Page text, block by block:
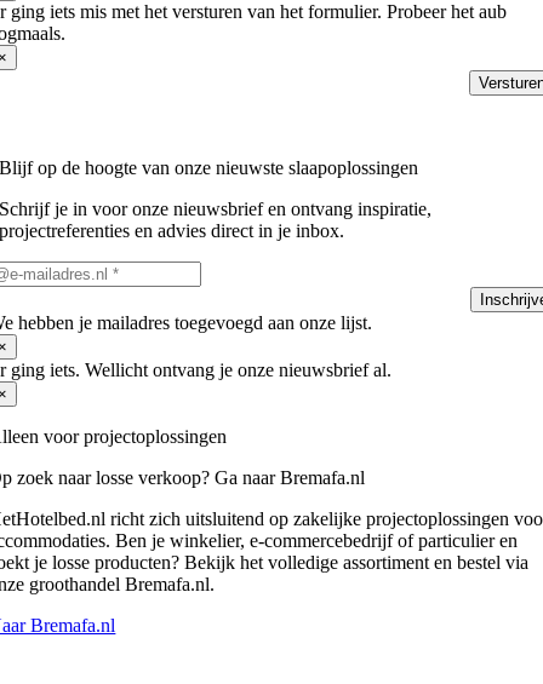
ging iets mis met het versturen van het formulier. Probeer het aub
Blijf op de hoogte van onze nieuwste slaapoplossingen
Schrijf je in voor onze nieuwsbrief en ontvang inspiratie,
projectreferenties en advies direct in je inbox.
hebben je mailadres toegevoegd aan onze lijst.
ging iets. Wellicht ontvang je onze nieuwsbrief al.
voor projectoplossingen
zoek naar losse verkoop? Ga naar Bremafa.nl
richt zich uitsluitend op zakelijke projectoplossingen
Ben je winkelier, e-commercebedrijf of particulier en
je losse producten? Bekijk het volledige assortiment en bestel via
groothandel Bremafa.nl.
Bremafa.nl